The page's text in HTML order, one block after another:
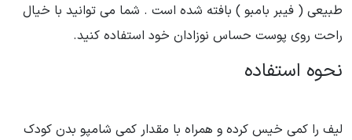
طبیعی ( فیبر بامبو ) بافته شده است . شما می توانید با خیال
راحت روی پوست حساس نوزادان خود استفاده کنید.
نحوه استفاده
لیف را کمی خیس کرده و همراه با مقدار کمی شامپو بدن کودک